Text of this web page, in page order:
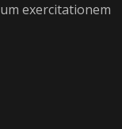
exercitationem